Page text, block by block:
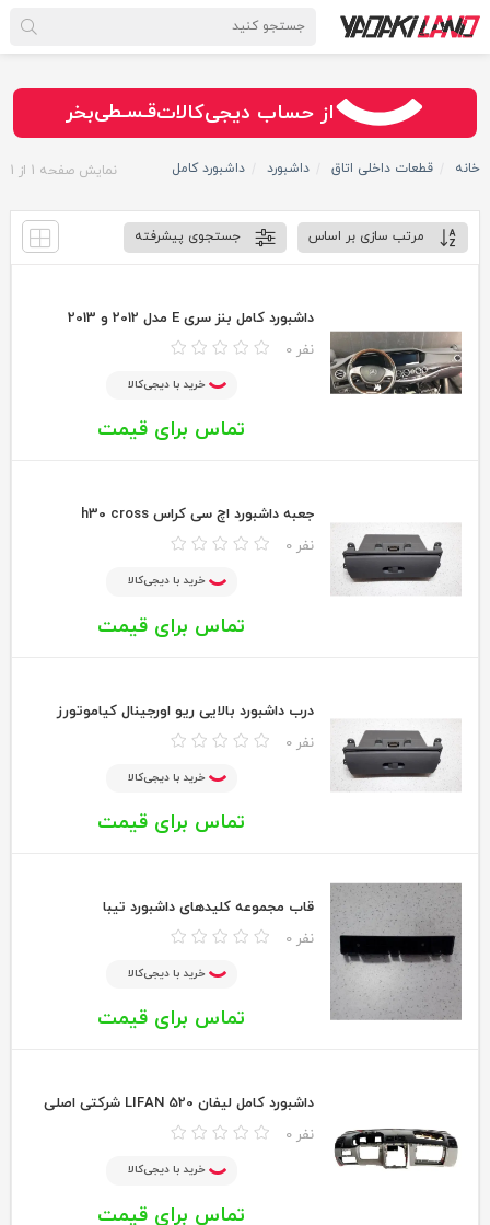
از حساب دیجی‌کالات
سـریــع
امـــــن
قـسـطیبخر
خانه قطعات داخلی اتاق داشبورد داشبورد کامل نمایش صفحه 1 از 1
مرتب سازی بر اساس جستجوی پیشرفته
داشبورد کامل بنز سری E مدل 2012 و 2013
0 نفر
خرید با دیجی‌کالا
تماس برای قیمت
جعبه داشبورد اچ سی کراس h30 cross
0 نفر
خرید با دیجی‌کالا
تماس برای قیمت
درب داشبورد بالایی ریو اورجینال کیاموتورز
0 نفر
خرید با دیجی‌کالا
تماس برای قیمت
قاب مجموعه کلیدهای داشبورد تیبا
0 نفر
خرید با دیجی‌کالا
تماس برای قیمت
داشبورد کامل لیفان LIFAN 520 شرکتی اصلی
0 نفر
خرید با دیجی‌کالا
تماس برای قیمت